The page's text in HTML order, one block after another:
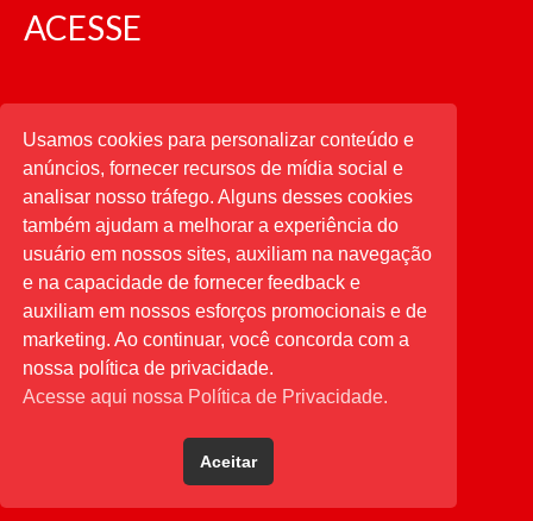
ACESSE
CATEGORIAS
CATEGORIAS
PESQUISAR
Buscar
por:
Direta Sistemas Designed by Freepik
Usamos cookies para personalizar conteúdo e
anúncios, fornecer recursos de mídia social e
analisar nosso tráfego. Alguns desses cookies
também ajudam a melhorar a experiência do
usuário em nossos sites, auxiliam na navegação
e na capacidade de fornecer feedback e
auxiliam em nossos esforços promocionais e de
marketing. Ao continuar, você concorda com a
nossa política de privacidade.
Acesse aqui nossa Política de Privacidade.
Aceitar